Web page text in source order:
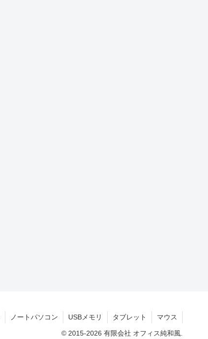
ノートパソコン USBメモリ タブレット マウス
© 2015-2026 有限会社 オフィス純和風.